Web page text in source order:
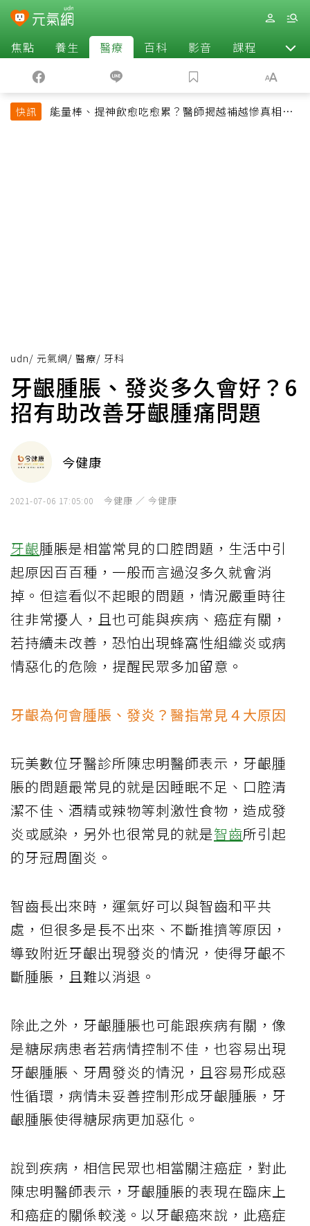
焦點 養生 醫療 百科 影音 課程 退休
快訊
能量棒、提神飲愈吃愈累？醫師揭越補越慘真相：
udn/ 元氣網/ 醫療/ 牙科
牙齦腫脹、發炎多久會好？6
招有助改善牙齦腫痛問題
今健康
2021-07-06 17:05:00 今健康 ／ 今健康
牙齦腫脹是相當常見的口腔問題，生活中引
起原因百百種，一般而言過沒多久就會消
掉。但這看似不起眼的問題，情況嚴重時往
往非常擾人，且也可能與疾病、癌症有關，
若持續未改善，恐怕出現蜂窩性組織炎或病
情惡化的危險，提醒民眾多加留意。
牙齦為何會腫脹、發炎？醫指常見４大原因
玩美數位牙醫診所陳忠明醫師表示，牙齦腫
脹的問題最常見的就是因睡眠不足、口腔清
潔不佳、酒精或辣物等刺激性食物，造成發
炎或感染，另外也很常見的就是智齒所引起
的牙冠周圍炎。
智齒長出來時，運氣好可以與智齒和平共
處，但很多是長不出來、不斷推擠等原因，
導致附近牙齦出現發炎的情況，使得牙齦不
斷腫脹，且難以消退。
除此之外，牙齦腫脹也可能跟疾病有關，像
是糖尿病患者若病情控制不佳，也容易出現
牙齦腫脹、牙周發炎的情況，且容易形成惡
性循環，病情未妥善控制形成牙齦腫脹，牙
齦腫脹使得糖尿病更加惡化。
說到疾病，相信民眾也相當關注癌症，對此
陳忠明醫師表示，牙齦腫脹的表現在臨床上
和癌症的關係較淺。以牙齦癌來說，此癌症